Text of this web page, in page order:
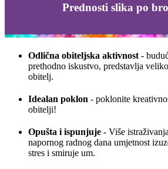
Prednosti slika po
Odlična obiteljska aktivnost -
prethodno iskustvo, predstavlja
obitelj.
Idealan poklon - poklonite
obitelji!
Opušta i ispunjuje - Više
napornog radnog dana umjetnost
stres i smiruje um.